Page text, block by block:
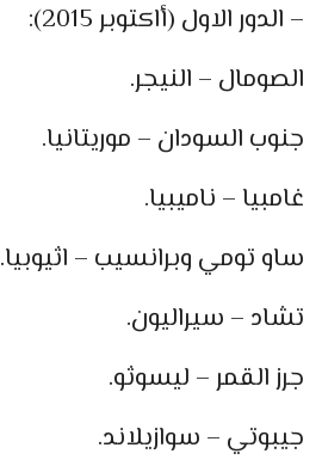
– الدور الاول (أاكتوبر 2015):
الصومال – النيجر.
جنوب السودان – موريتانيا.
غامبيا – ناميبيا.
ساو تومي وبرانسيب – اثيوبيا.
تشاد – سيراليون.
جرز القمر – ليسوثو.
جيبوتي – سوازيلاند.